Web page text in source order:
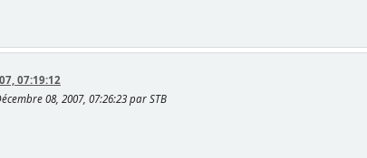
07:19:12
08, 2007, 07:26:23 par STB